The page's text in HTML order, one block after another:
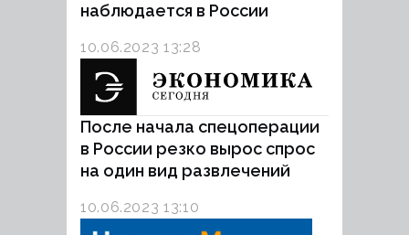
наблюдается в России
10.06.2023 13:28
После начала спецоперации
в России резко вырос спрос
на один вид развлечений
10.06.2023 13:10